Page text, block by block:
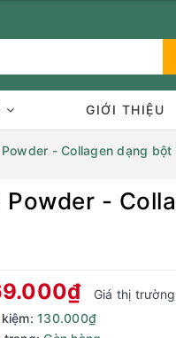
Bạn chưa xem sản
GIỚI THIỆU
- Collagen dạng bột
-
Giá thị
130.000₫